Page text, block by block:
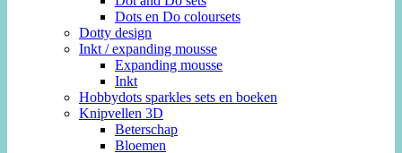
Dots en Do coloursets
Dotty design
Inkt / expanding mousse
Expanding mousse
Inkt
Hobbydots sparkles sets en boeken
Knipvellen 3D
Beterschap
Bloemen